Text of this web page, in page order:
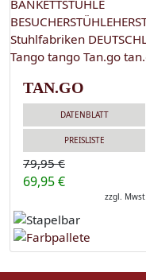
TAN.GO
DATENBLATT
PREISLISTE
79,95 €
69,95 €
zzgl. Mwst